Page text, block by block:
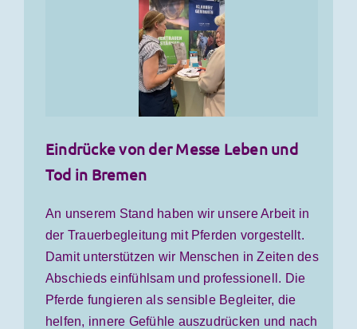
Eindrücke von der Messe Leben und
Tod in Bremen
An unserem Stand haben wir unsere Arbeit in
der Trauerbegleitung mit Pferden vorgestellt.
Damit unterstützen wir Menschen in Zeiten des
Abschieds einfühlsam und professionell. Die
Pferde fungieren als sensible Begleiter, die
helfen, innere Gefühle auszudrücken und nach